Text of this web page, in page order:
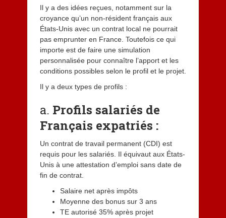
Il y a des idées reçues, notamment sur la
croyance qu’un non-résident français aux
États-Unis avec un contrat local ne pourrait
pas emprunter en France. Toutefois ce qui
importe est de faire une simulation
personnalisée pour connaître l’apport et les
conditions possibles selon le profil et le projet.
Il y a deux types de profils :
a. Profils salariés de
Français expatriés :
Un contrat de travail permanent (CDI) est
requis pour les salariés. Il équivaut aux États-
Unis à une attestation d’emploi sans date de
fin de contrat.
Salaire net après impôts
Moyenne des bonus sur 3 ans
TE autorisé 35% après projet